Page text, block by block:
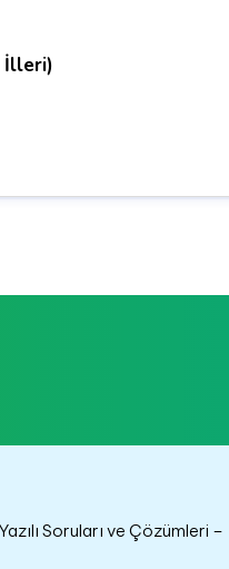
İlleri)
Soruları ve Çözümleri –